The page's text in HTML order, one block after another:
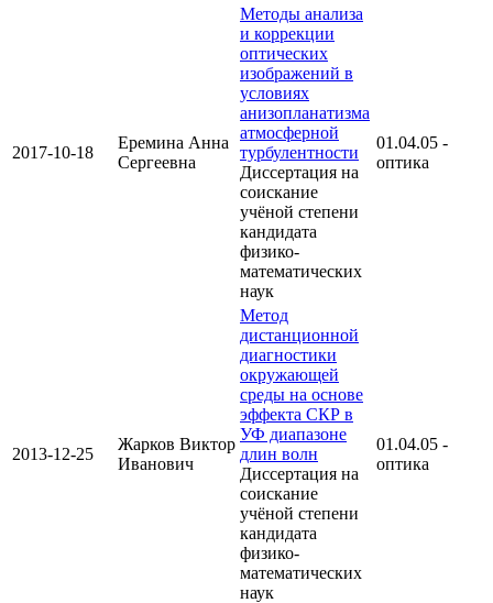
2017-10-18
Еремина Анна
Сергеевна
Методы анализа
и коррекции
оптических
изображений в
условиях
анизопланатизма
атмосферной
турбулентности
Диссертация на
соискание
учёной степени
кандидата
физико-
математических
наук
01.04.05 -
оптика
2013-12-25
Жарков Виктор
Иванович
Метод
дистанционной
диагностики
окружающей
среды на основе
эффекта СКР в
УФ диапазоне
длин волн
Диссертация на
соискание
учёной степени
кандидата
физико-
математических
наук
01.04.05 -
оптика